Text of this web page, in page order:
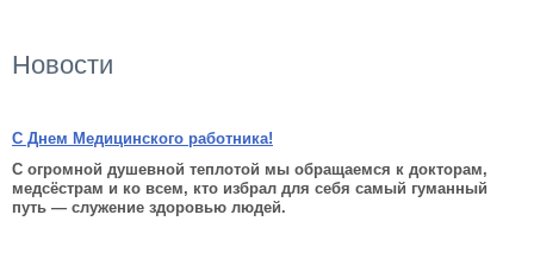
Новости
С Днем Медицинского работника!
С огромной душевной теплотой мы обращаемся к докторам,
медсёстрам и ко всем, кто избрал для себя самый гуманный
путь — служение здоровью людей.